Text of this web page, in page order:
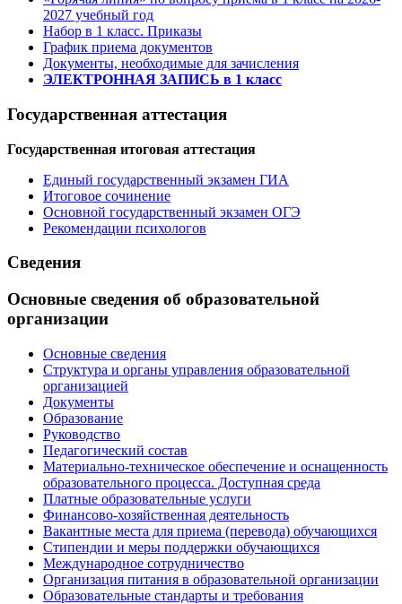
2027 учебный год
Набор в 1 класс. Приказы
График приема документов
Документы, необходимые для зачисления
ЭЛЕКТРОННАЯ ЗАПИСЬ в 1 класс
Государственная аттестация
Государственная итоговая аттестация
Единый государственный экзамен ГИА
Итоговое сочинение
Основной государственный экзамен ОГЭ
Рекомендации психологов
Сведения
Основные сведения об образовательной
организации
Основные сведения
Структура и органы управления образовательной
организацией
Документы
Образование
Руководство
Педагогический состав
Материально-техническое обеспечение и оснащенность
образовательного процесса. Доступная среда
Платные образовательные услуги
Финансово-хозяйственная деятельность
Вакантные места для приема (перевода) обучающихся
Стипендии и меры поддержки обучающихся
Международное сотрудничество
Организация питания в образовательной организации
Образовательные стандарты и требования